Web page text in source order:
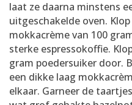
laat ze daarna minstens
uitgeschakelde oven.
mokkacrème van 100
sterke espressokoffie.
gram poedersuiker door.
een dikke laag
elkaar. Garneer de